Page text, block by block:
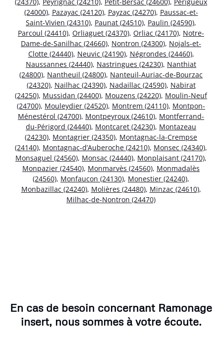
(24000), Pazayac (24120), Payzac (24270), Paussac-et-
Saint-Vivien (24310), Paunat (24510), Paulin (24590),
Parcoul (24410), Orliaguet (24370), Orliac (24170), Notre-
Dame-de-Sanilhac (24660), Nontron (24300), Nojals-et-
Clotte (24440), Neuvic (24190), Négrondes (24460),
Naussannes (24440), Nastringues (24230), Nanthiat
(24800), Nantheuil (24800), Nanteuil-Auriac-de-Bourzac
(24320), Nailhac (24390), Nadaillac (24590), Nabirat
(24250), Mussidan (24400), Mouzens (24220), Moulin-Neuf
(24700), Mouleydier (24520), Montrem (24110), Montpon-
Ménestérol (24700), Montpeyroux (24610), Montferrand-
du-Périgord (24440), Montcaret (24230), Montazeau
(24230), Montagrier (24350), Montagnac-la-Crempse
(24140), Montagnac-d’Auberoche (24210), Monsec (24340),
Monsaguel (24560), Monsac (24440), Monplaisant (24170),
Monpazier (24540), Monmarvès (24560), Monmadalès
(24560), Monfaucon (24130), Monestier (24240),
Monbazillac (24240), Molières (24480), Minzac (24610),
Milhac-de-Nontron (24470)
En cas de besoin concernant Ramonage
insert, nous sommes à votre écoute.